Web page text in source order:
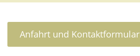
Anfahrt und Kontaktformular